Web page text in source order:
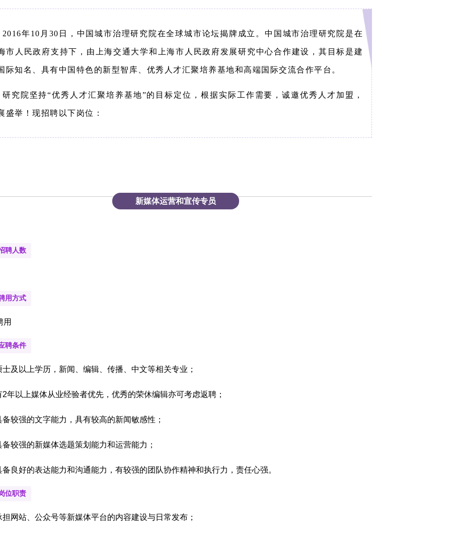
2016年10月30日，中国城市治理研究院在全球城市论坛揭牌成立。中国城市治理研究院是在
市人民政府支持下，由上海交通大学和上海市人民政府发展研究中心合作建设，其目标是建
际知名、具有中国特色的新型智库、优秀人才汇聚培养基地和高端国际交流合作平台。
研究院坚持“优秀人才汇聚培养基地”的目标定位，根据实际工作需要，诚邀优秀人才加盟，
盛举！现招聘以下岗位：
新媒体运营和宣传专员
聘人数
用方式
用
聘条件
士及以上学历，新闻、编辑、传播、中文等相关专业；
2年以上媒体从业经验者优先，优秀的荣休编辑亦可考虑返聘；
备较强的文字能力，具有较高的新闻敏感性；
备较强的新媒体选题策划能力和运营能力；
备良好的表达能力和沟通能力，有较强的团队协作精神和执行力，责任心强。
位职责
担网站、公众号等新媒体平台的内容建设与日常发布；